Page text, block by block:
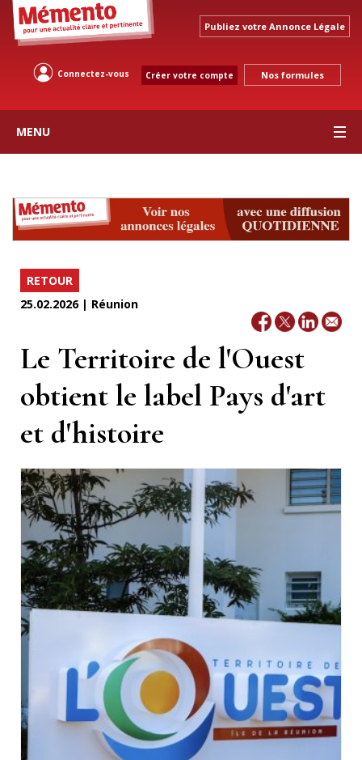
Publiez votre Annonce Légale
Connectez-vous Créer votre compte Nos formules
MENU
RETOUR
25.02.2026 | Réunion
Le Territoire de l'Ouest
obtient le label Pays d'art
et d'histoire